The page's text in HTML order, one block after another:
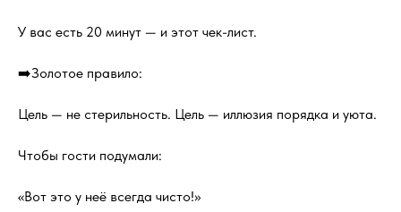
У вас есть 20 минут — и этот чек-лист.
➡️Золотое правило:
Цель — не стерильность. Цель — иллюзия порядка и уюта.
Чтобы гости подумали:
«Вот это у неё всегда чисто!»